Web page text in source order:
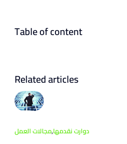
Table of content
Related articles
دوارت نقدمها,مجالات العمل